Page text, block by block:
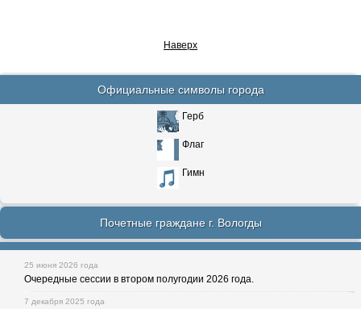
Наверх
Официальные символы города
Герб
Флаг
Гимн
Почетные граждане г. Вологды
25 июня 2026 года
Очередные сессии в втором полугодии 2026 года.
7 декабря 2025 года